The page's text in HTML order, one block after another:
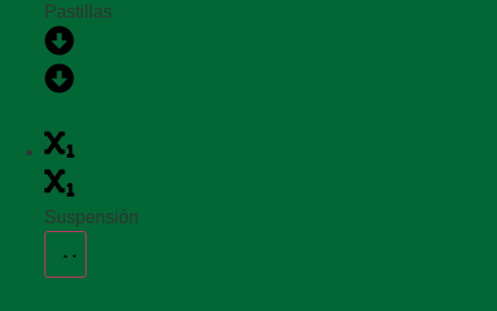
Pastillas
Suspensión